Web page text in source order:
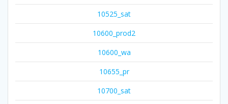
10525_sat
10600_prod2
10600_wa
10655_pr
10700_sat